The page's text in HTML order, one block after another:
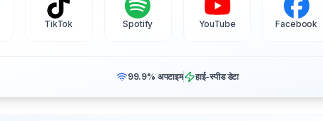
TikTok Spotify YouTube Facebook
99.9% अपटाइम हाई-स्पीड डेटा